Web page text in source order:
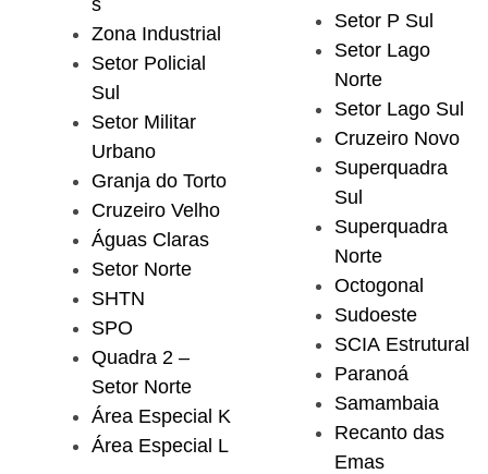
Zona Industrial
Setor Policial
Sul
Setor Militar
Urbano
Granja do Torto
Cruzeiro Velho
Águas Claras
Setor Norte
SHTN
SPO
Quadra 2 –
Setor Norte
Área Especial K
Área Especial L
Setor P Sul
Setor Lago
Norte
Setor Lago Sul
Cruzeiro Novo
Superquadra
Sul
Superquadra
Norte
Octogonal
Sudoeste
SCIA Estrutural
Paranoá
Samambaia
Recanto das
Emas